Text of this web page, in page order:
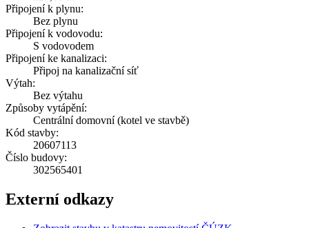
Připojení k plynu:
Bez plynu
Připojení k vodovodu:
S vodovodem
Připojení ke kanalizaci:
Připoj na kanalizační síť
Výtah:
Bez výtahu
Způsoby vytápění:
Centrální domovní (kotel ve stavbě)
Kód stavby:
20607113
Číslo budovy:
302565401
Externí odkazy